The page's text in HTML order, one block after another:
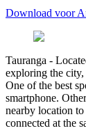
Download voor
Tauranga -
exploring the
One of the best
smartphone.
nearby location
connected at the